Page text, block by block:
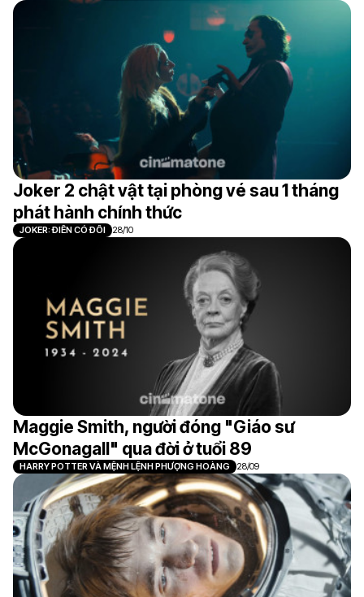
Joker 2 chật vật tại phòng vé sau 1 tháng
phát hành chính thức
JOKER: ĐIÊN CÓ ĐÔI 28/10
Maggie Smith, người đóng "Giáo sư
McGonagall" qua đời ở tuổi 89
HARRY POTTER VÀ MỆNH LỆNH PHƯỢNG HOÀNG 28/09